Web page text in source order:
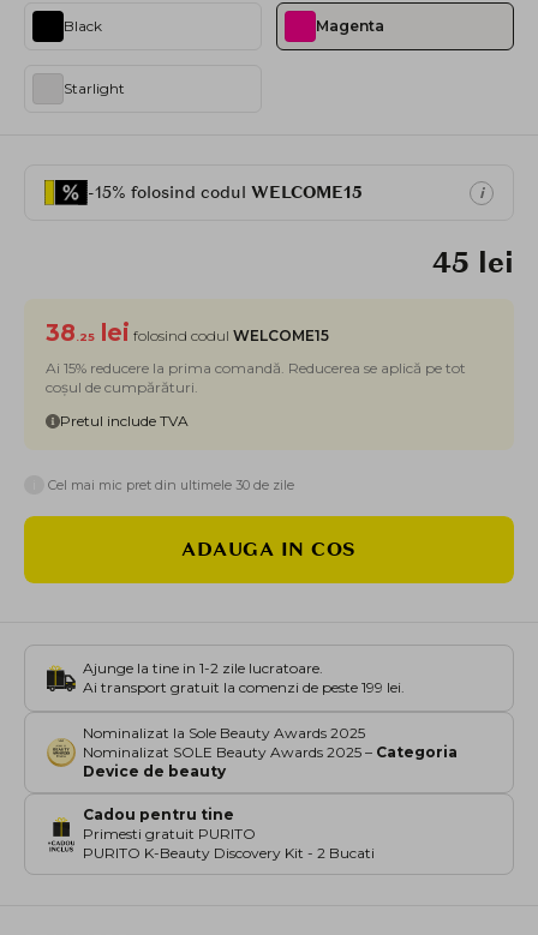
Black Magenta
Starlight
-15% folosind codul WELCOME15 i
45 lei
38 .25 lei folosind codul WELCOME15
Ai 15% reducere la prima comandă. Reducerea se aplică pe tot
coșul de cumpărături.
Pretul include TVA
Cel mai mic pret din ultimele 30 de zile
ADAUGA IN COS
Ajunge la tine in 1-2 zile lucratoare.
Ai transport gratuit la comenzi de peste 199 lei.
Nominalizat la Sole Beauty Awards 2025
Nominalizat SOLE Beauty Awards 2025 – Categoria
Device de beauty
Cadou pentru tine
Primesti gratuit PURITO
PURITO K-Beauty Discovery Kit - 2 Bucati